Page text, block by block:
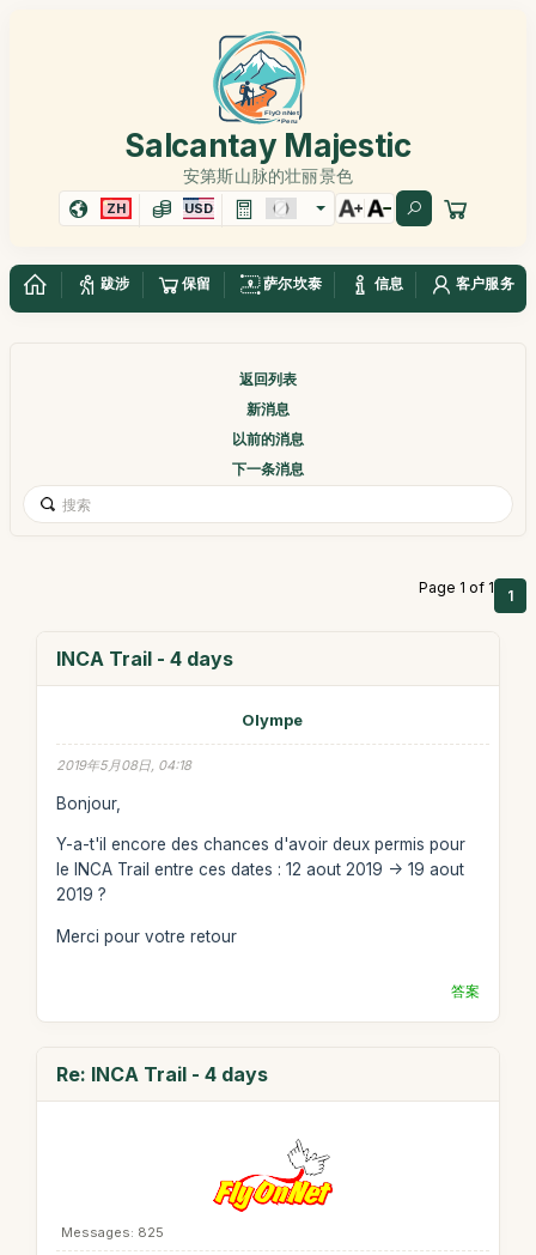
Salcantay Majestic
安第斯山脉的壮丽景色
ZH USD
跋涉 保留 萨尔坎泰 信息 客户服务
返回列表
新消息
以前的消息
下一条消息
Page 1 of 1 1
INCA Trail - 4 days
Olympe
2019年5月08日, 04:18
Bonjour,
Y-a-t'il encore des chances d'avoir deux permis pour
le INCA Trail entre ces dates : 12 aout 2019 -> 19 aout
2019 ?
Merci pour votre retour
答案
Re: INCA Trail - 4 days
Messages: 825